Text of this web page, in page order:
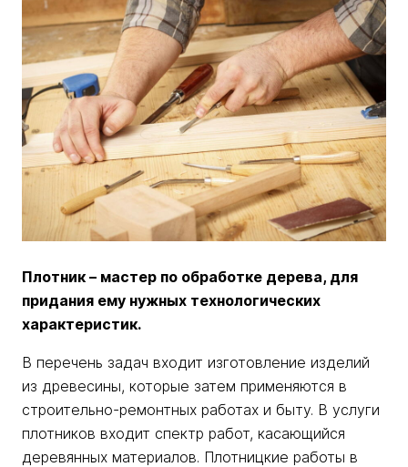
Плотник – мастер по обработке дерева, для
придания ему нужных технологических
характеристик.
В перечень задач входит изготовление изделий
из древесины, которые затем применяются в
строительно-ремонтных работах и быту. В услуги
плотников входит спектр работ, касающийся
деревянных материалов. Плотницкие работы в